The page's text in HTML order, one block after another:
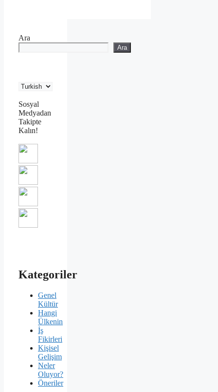
Ara
Ara
Sosyal
Medyadan
Takipte
Kalın!
Kategoriler
Genel
Kültür
Hangi
Ülkenin
İş
Fikirleri
Kişisel
Gelişim
Neler
Oluyor?
Öneriler